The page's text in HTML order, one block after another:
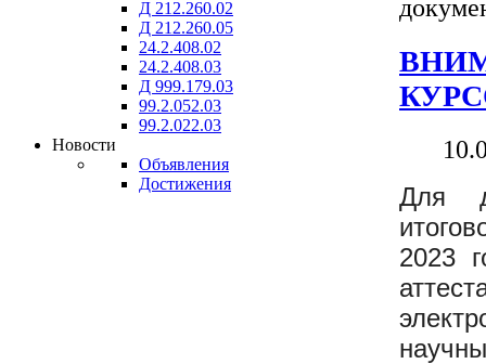
Д 212.260.02
Д 212.260.05
24.2.408.02
24.2.408.03
Д 999.179.03
99.2.052.03
99.2.022.03
Новости
Объявления
Достижения
Для
2023